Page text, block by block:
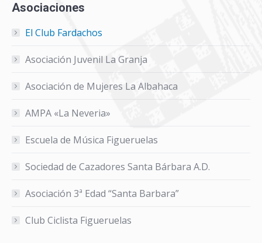
Asociaciones
El Club Fardachos
Asociación Juvenil La Granja
Asociación de Mujeres La Albahaca
AMPA «La Neveria»
Escuela de Música Figueruelas
Sociedad de Cazadores Santa Bárbara A.D.
Asociación 3ª Edad “Santa Barbara”
Club Ciclista Figueruelas